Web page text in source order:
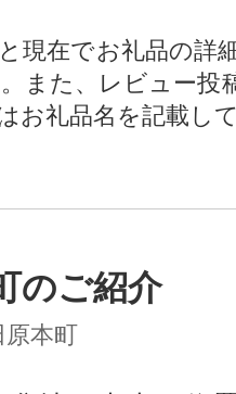
現在でお礼品の詳
また、レビュー投
お礼品名を記載し
のご紹介
原本町